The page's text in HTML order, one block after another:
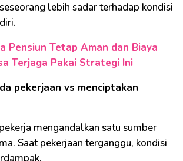
lebih sadar terhadap kondisi
Pensiun Tetap Aman dan Biaya
Terjaga Pakai Strategi Ini
pekerjaan vs menciptakan
mengandalkan satu sumber
Saat pekerjaan terganggu, kondisi